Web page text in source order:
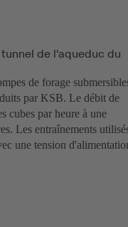
de l'aqueduc du
de forage
par KSB. Le débit de
cubes par heure à une
Les entraînements
une tension